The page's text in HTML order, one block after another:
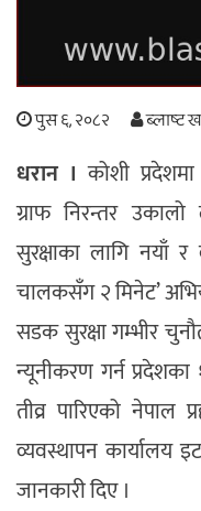
अपराध
थप विभाग
छापा संस्करण अर्थ
अन्तर्राष्ट्रिय / प्रवास
राशिफल
पुस ६, २०८२ ब्लाष्ट
धरान । कोशी
ग्राफ निरन्तर
सुरक्षाका लागि नयाँ र
चालकसँग २ मिनेट’
सडक सुरक्षा गम्भीर
न्यूनीकरण गर्न
तीव्र पारिएको नेपाल
व्यवस्थापन कार्यालय
जानकारी दिए ।